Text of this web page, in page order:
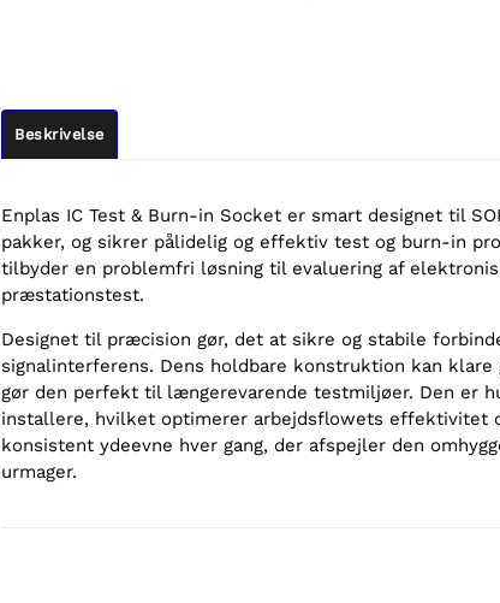
Beskrivelse
Enplas IC Test & Burn-in Socket er smart designet til
pakker, og sikrer pålidelig og effektiv test og burn-in
tilbyder en problemfri løsning til evaluering af
præstationstest.
Designet til præcision gør, det at sikre og stabile
signalinterferens. Dens holdbare konstruktion kan klare
gør den perfekt til længerevarende testmiljøer. Den er
installere, hvilket optimerer arbejdsflowets effektivitet
konsistent ydeevne hver gang, der afspejler den
urmager.